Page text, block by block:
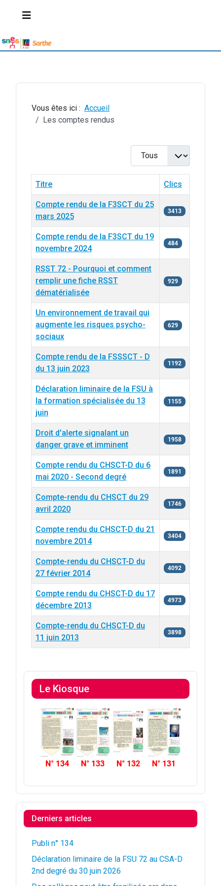
Vous êtes ici : Accueil
Les comptes rendus
Afficher #
Titre Clics
Compte rendu de la F3SCT du 25
mars 2025
3413
Compte rendu de la F3SCT du 19
novembre 2024
484
RSST 72 - Pourquoi et comment
remplir une fiche RSST
dématérialisée
929
Un environnement de travail qui
augmente les risques psycho-
sociaux
629
Compte rendu de la FSSSCT - D
du 13 juin 2023
1192
Déclaration liminaire de la FSU à
la formation spécialisée du 13
juin
1155
Droit d'alerte signalant un
danger grave et imminent
1958
Compte rendu du CHSCT-D du 6
mai 2020 - Second degré
1891
Compte-rendu du CHSCT du 29
avril 2020
1746
Compte rendu du CHSCT-D du 21
novembre 2014
3404
Compte-rendu du CHSCT-D du
27 février 2014
4092
Compte rendu du CHSCT-D du 17
décembre 2013
4973
Compte-rendu du CHSCT-D du
11 juin 2013
3898
Le Kiosque
N° 134 N° 133 N° 132 N° 131
Derniers articles
Publi n° 134
Déclaration liminaire de la FSU 72 au CSA-D
2nd degré du 30 juin 2026